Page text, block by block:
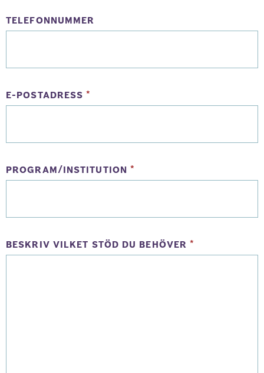
telefonnummer
e-postadress*(obligatorisk)
program/institution *(obligatorisk)
beskriv vilket stöd du behöver*